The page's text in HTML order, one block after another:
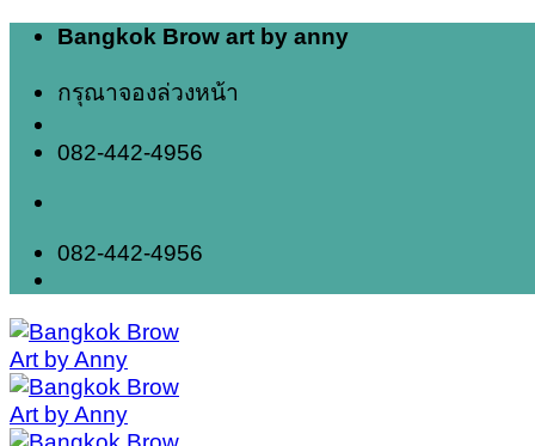
Skip
content
Bangkok Brow art by anny
กรุณาจองล่วงหน้า
082-442-4956
082-442-4956